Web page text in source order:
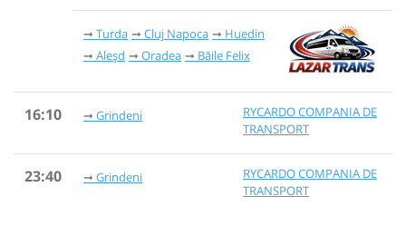
Turda Cluj Napoca
Huedin
Aleșd
Oradea Băile Felix
16:10
RYCARDO COMPANIA DE
TRANSPORT
Grindeni
23:40
RYCARDO COMPANIA DE
TRANSPORT
Grindeni